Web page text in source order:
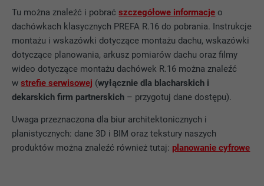
Tu można znaleźć i pobraćszczegółowe informacje o
dachówkach klasycznych PREFA R.16 do pobrania. Instrukcje
montażu i wskazówki dotyczące montażu dachu, wskazówki
dotyczące planowania, arkusz pomiarów dachu oraz filmy
wideo dotyczące montażu dachówek R.16 można znaleźć
wstrefie serwisowej (wyłącznie dla blacharskich i
dekarskich firm partnerskich – przygotuj dane dostępu).
Uwaga przeznaczona dla biur architektonicznych i
planistycznych: dane 3D i BIM oraz tekstury naszych
produktów można znaleźć również tutaj: planowanie cyfrowe
NAZWA UserMatchHistory
DOSTAWCA LinkedIn
PROCEDURA 29 dni
CEL
Jest stosowany do obserwowania
odwiedzających na kilku witrynach i
prezentowania właściwej reklamy opartej